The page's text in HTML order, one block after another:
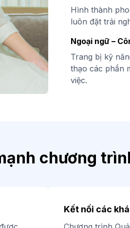
Hình thành
luôn đặt trải
Ngoại ngữ –
Trang bị kỹ
thạo các phần
việc.
chương
Kết nối các